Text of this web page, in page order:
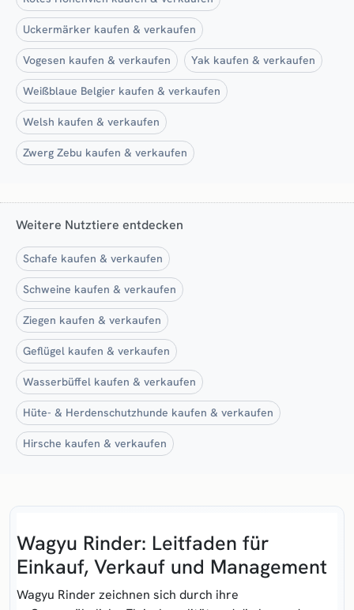
Uckermärker kaufen & verkaufen
Vogesen kaufen & verkaufen Yak kaufen & verkaufen
Weißblaue Belgier kaufen & verkaufen
Welsh kaufen & verkaufen
Zwerg Zebu kaufen & verkaufen
Weitere Nutztiere entdecken
Schafe kaufen & verkaufen
Schweine kaufen & verkaufen
Ziegen kaufen & verkaufen
Geflügel kaufen & verkaufen
Wasserbüffel kaufen & verkaufen
Hüte- & Herdenschutzhunde kaufen & verkaufen
Hirsche kaufen & verkaufen
Wagyu Rinder: Leitfaden für
Einkauf, Verkauf und Management
Wagyu Rinder zeichnen sich durch ihre